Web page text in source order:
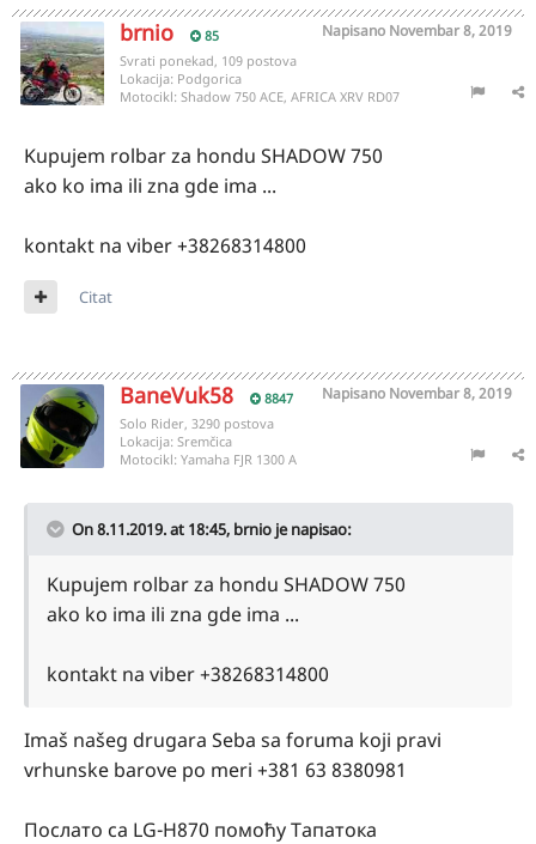
brnio 85 Napisano Novembar 8, 2019
Svrati ponekad, 109 postova
Lokacija: Podgorica
Motocikl: Shadow 750 ACE, AFRICA XRV RD07
Kupujem rolbar za hondu SHADOW 750
ako ko ima ili zna gde ima ...
kontakt na viber +38268314800
Citat
BaneVuk58 8847 Napisano Novembar 8, 2019
Solo Rider, 3290 postova
Lokacija: Sremčica
Motocikl: Yamaha FJR 1300 A
On 8.11.2019. at 18:45, brnio je napisao:
Kupujem rolbar za hondu SHADOW 750
ako ko ima ili zna gde ima ...
kontakt na viber +38268314800
Imaš našeg drugara Seba sa foruma koji pravi
vrhunske barove po meri +381 63 8380981
Послато са LG-H870 помоћу Тапатока